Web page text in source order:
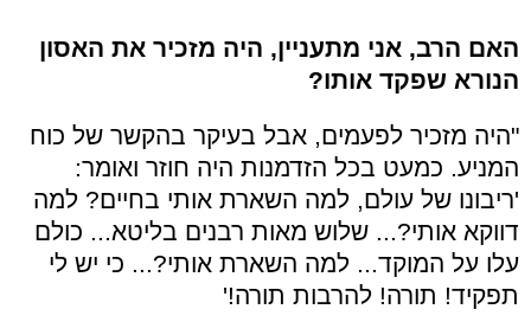
האם הרב, אני מתעניין, היה מזכיר את האסון
הנורא שפקד אותו?
"היה מזכיר לפעמים, אבל בעיקר בהקשר של כוח
המניע. כמעט בכל הזדמנות היה חוזר ואומר:
'ריבונו של עולם, למה השארת אותי בחיים? למה
דווקא אותי?... שלוש מאות רבנים בליטא... כולם
עלו על המוקד... למה השארת אותי?... כי יש לי
תפקיד! תורה! להרבות תורה!'